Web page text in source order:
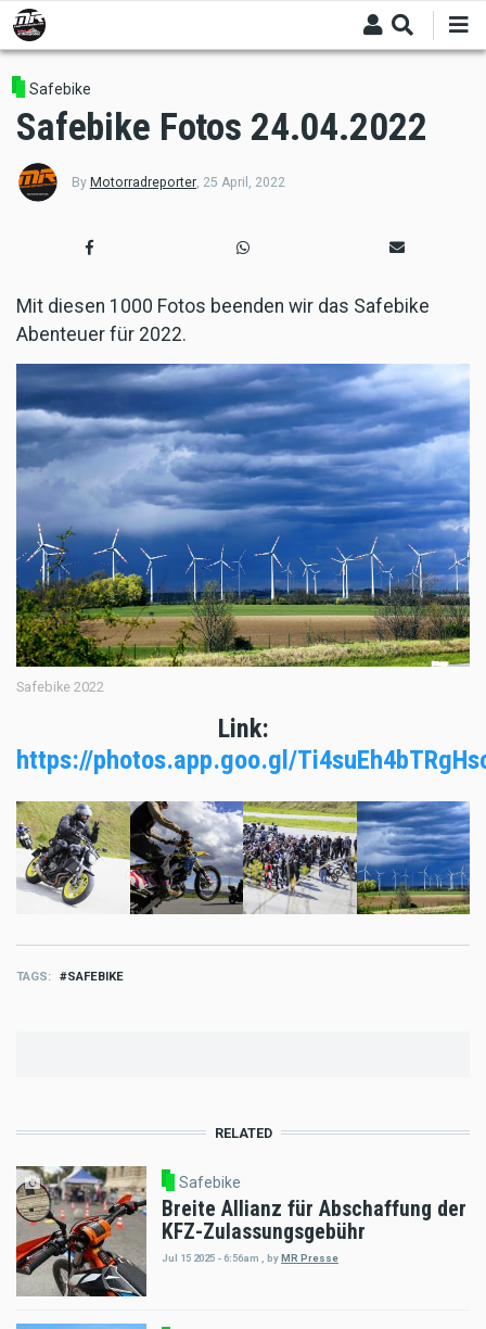
Skip
to
main
content
Safebike
Safebike Fotos 24.04.2022
By Motorradreporter, 25 April, 2022
Mit diesen 1000 Fotos beenden wir das Safebike
Abenteuer für 2022.
Safebike 2022
Link:
https://photos.app.goo.gl/
TAGS SAFEBIKE
RELATED
Safebike
Breite Allianz für Abschaffung der
KFZ-Zulassungsgebühr
Jul 15 2025 - 6:56am byMR Presse